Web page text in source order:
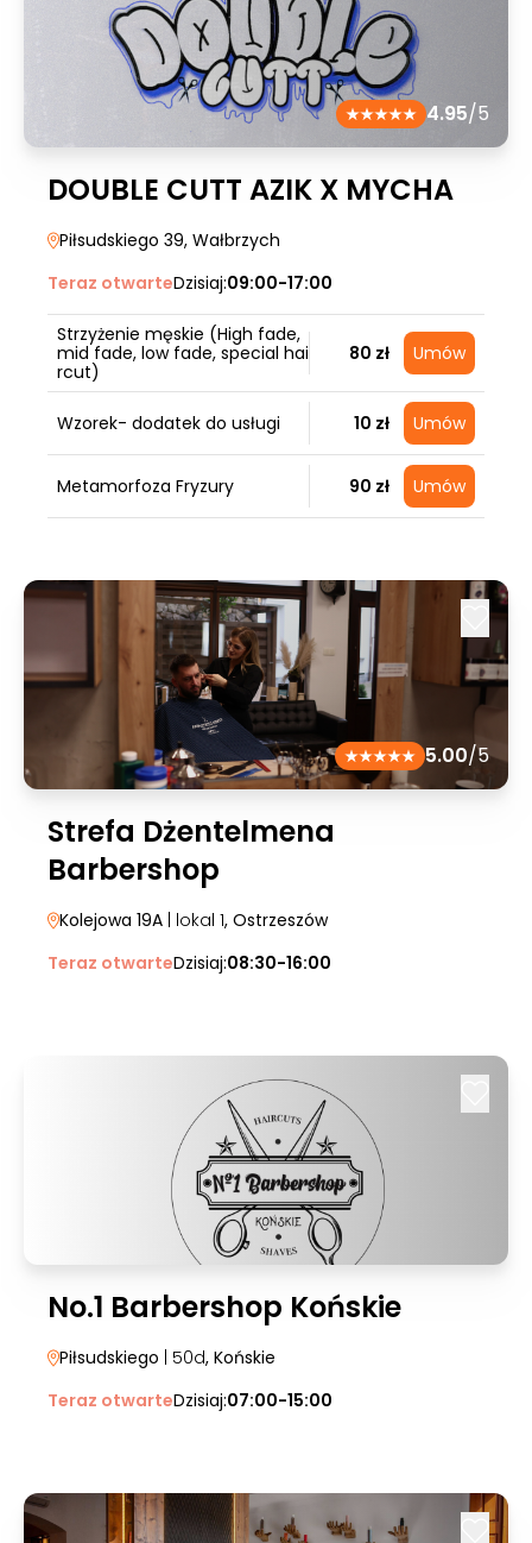
4.95/5
DOUBLE CUTT AZIK X MYCHA
Piłsudskiego 39, Wałbrzych
Teraz otwarteDzisiaj:09:00-17:00
Strzyżenie męskie (High fade,
mid fade, low fade, special hai
rcut)
80 zł Umów
Wzorek- dodatek do usługi 10 zł Umów
Metamorfoza Fryzury 90 zł Umów
5.00/5
Strefa Dżentelmena
Barbershop
Kolejowa 19A | lokal 1, Ostrzeszów
Teraz otwarteDzisiaj:08:30-16:00
No.1 Barbershop Końskie
Piłsudskiego | 50d, Końskie
Teraz otwarteDzisiaj:07:00-15:00